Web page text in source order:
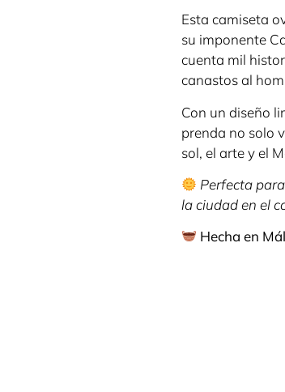
Esta camiseta
su imponente
cuenta mil
canastos al
Con un diseño
prenda no solo
sol, el arte y el
Perfecta
la ciudad en el
Hecha en